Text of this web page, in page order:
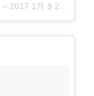
– 2017 1月 9 2:47午前 PST